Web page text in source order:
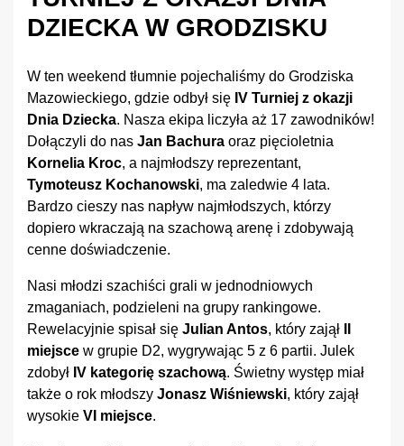
DZIECKA W GRODZISKU
W ten weekend tłumnie pojechaliśmy do Grodziska
Mazowieckiego, gdzie odbył się IV Turniej z okazji
Dnia Dziecka. Nasza ekipa liczyła aż 17 zawodników!
Dołączyli do nas Jan Bachura oraz pięcioletnia
Kornelia Kroc, a najmłodszy reprezentant,
Tymoteusz Kochanowski, ma zaledwie 4 lata.
Bardzo cieszy nas napływ najmłodszych, którzy
dopiero wkraczają na szachową arenę i zdobywają
cenne doświadczenie.
Nasi młodzi szachiści grali w jednodniowych
zmaganiach, podzieleni na grupy rankingowe.
Rewelacyjnie spisał się Julian Antos, który zajął
miejsce w grupie D2, wygrywając 5 z 6 partii. Julek
zdobył IV kategorię szachową. Świetny występ miał
także o rok młodszy Jonasz Wiśniewski, który zajął
wysokie VI miejsce.